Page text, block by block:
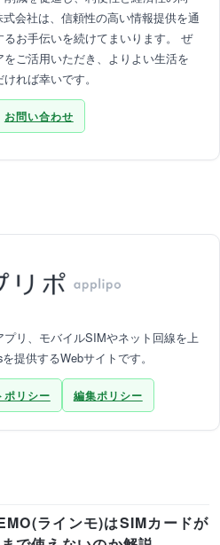
会社は、信頼性の高い情報提供を通
お手伝いを続けてまいります。 ぜ
ご活用いただき、よりよい生活を
れば幸いです。
お問い合わせ
リ、モバイルSIMやネット回線を上
提供するWebサイトです。
ポリシー 編集ポリシー
ラインモ)はSIMカードが